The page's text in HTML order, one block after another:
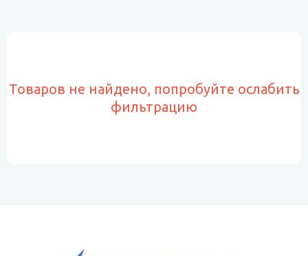
Товаров не найдено, попробуйте ослабить
фильтрацию